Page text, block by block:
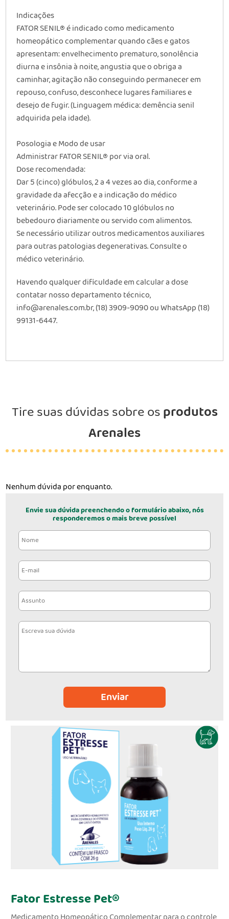
Indicações
FATOR SENIL® é indicado como medicamento
homeopático complementar quando cães e gatos
apresentam: envelhecimento prematuro, sonolência
diurna e insônia à noite, angustia que o obriga a
caminhar, agitação não conseguindo permanecer em
repouso, confuso, desconhece lugares familiares e
desejo de fugir. (Linguagem médica: demência senil
adquirida pela idade).
Posologia e Modo de usar
Administrar FATOR SENIL® por via oral.
Dose recomendada:
Dar 5 (cinco) glóbulos, 2 a 4 vezes ao dia, conforme a
gravidade da afecção e a indicação do médico
veterinário. Pode ser colocado 10 glóbulos no
bebedouro diariamente ou servido com alimentos.
Se necessário utilizar outros medicamentos auxiliares
para outras patologias degenerativas. Consulte o
médico veterinário.
Havendo qualquer dificuldade em calcular a dose
contatar nosso departamento técnico,
info@arenales.com.br, (18) 3909-9090 ou WhatsApp (18)
99131-6447.
Tire suas dúvidas sobre osprodutos
Arenales
Nenhum dúvida por enquanto.
Envie sua dúvida preenchendo o formulário abaixo, nós
responderemos o mais breve possível
Enviar
Fator Estresse Pet®